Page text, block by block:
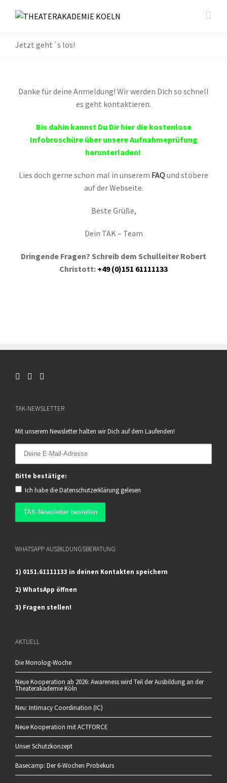
Jetzt geht´s los!
Danke für deine Anmeldung! Wir werden Dich so schnell
es geht kontaktieren.
Bis dahin kannst Du Dir hier die kostenlose
Infobroschüre über unsere Aufnahmeprüfung
herunterladen!
Lies doch gerne schon mal in unserem FAQ und stöbere
auf der Webseite.
Beste Grüße,
Dein TAK – Team
Dringende Fragen? Schreib dem Schulleiter Robert
Christott: +49 (0)151 61111133
TAK-NEWSLETTER
Mit unserem Newsletter halten wir Dich auf dem Laufenden!
Bitte bestätige:
Ich habe dieDatenschutzerklärung gelesen
WHATSAPP AUSBILDUNGSBERATUNG
1) 0151.61111133 in deinen Kontakten speichern
2) WhatsApp öffnen
3) Fragen stellen!
AKTUELL
Die Monolog-Woche
Neue Kooperation ab 2026: Awareness wird Teil der Ausbildung an der
Theaterakademie Köln
Neu: Intimacy Coordination (IC)
Neue Kooperation mit ACTFORCE
Unser Schutzkonzept
Basecamp: Der 6-Wochen Probekurs